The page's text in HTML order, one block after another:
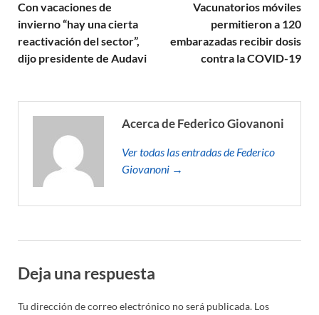
Con vacaciones de
invierno “hay una cierta
reactivación del sector”,
dijo presidente de Audavi
Vacunatorios móviles
permitieron a 120
embarazadas recibir dosis
contra la COVID-19
Acerca de Federico Giovanoni
Ver todas las entradas de Federico
Giovanoni →
Deja una respuesta
Tu dirección de correo electrónico no será publicada. Los